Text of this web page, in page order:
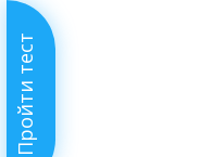
Пройти тест